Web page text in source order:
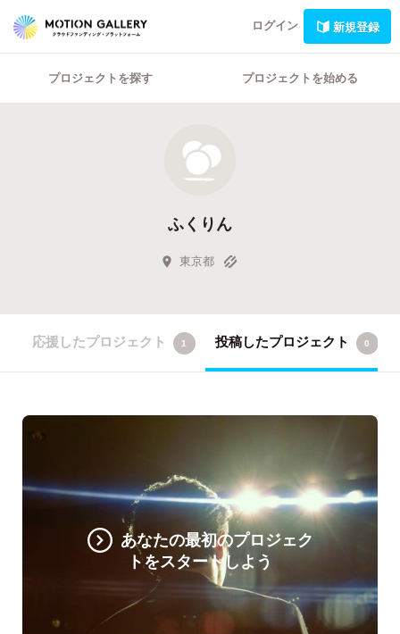
ログイン 新規登録
プロジェクトを探す プロジェクトを始める
ふくりん
東京都
応援したプロジェクト 1 投稿したプロジェクト 0
あなたの最初のプロジェク
トをスタートしよう